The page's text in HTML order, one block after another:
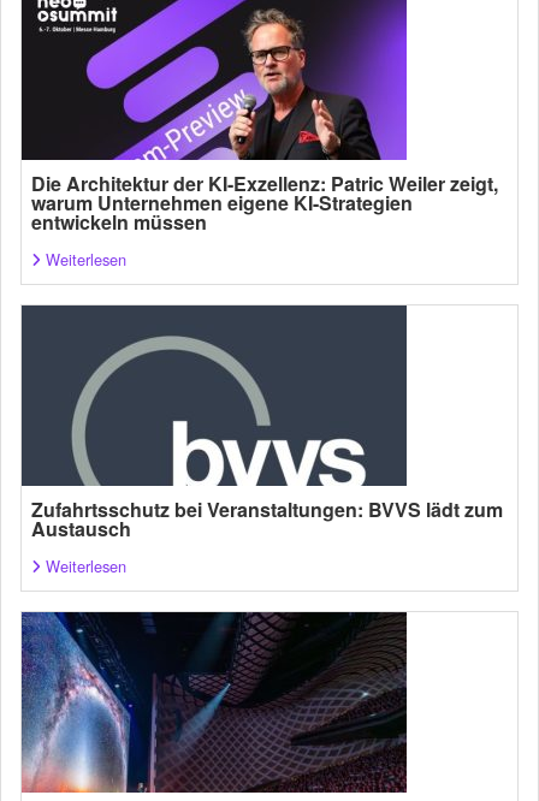
Die Architektur der KI-Exzellenz: Patric Weiler zeigt,
warum Unternehmen eigene KI-Strategien
entwickeln müssen
Weiterlesen
Zufahrtsschutz bei Veranstaltungen: BVVS lädt zum
Austausch
Weiterlesen